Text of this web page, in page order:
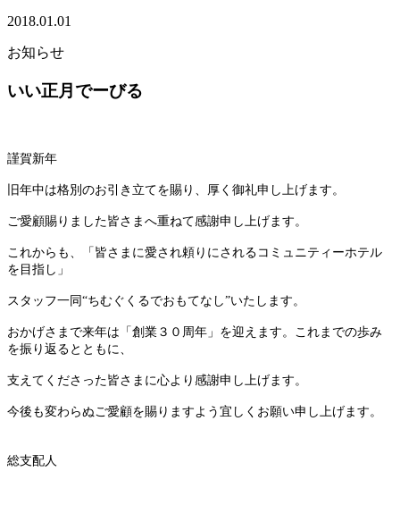
2018.01.01
お知らせ
いい正月でーびる
謹賀新年
旧年中は格別のお引き立てを賜り、厚く御礼申し上げます。
ご愛顧賜りました皆さまへ重ねて感謝申し上げます。
これからも、「皆さまに愛され頼りにされるコミュニティーホテル
を目指し」
スタッフ一同“ちむぐくるでおもてなし”いたします。
おかげさまで来年は「創業３０周年」を迎えます。これまでの歩み
を振り返るとともに、
支えてくださった皆さまに心より感謝申し上げます。
今後も変わらぬご愛顧を賜りますよう宜しくお願い申し上げます。
総支配人